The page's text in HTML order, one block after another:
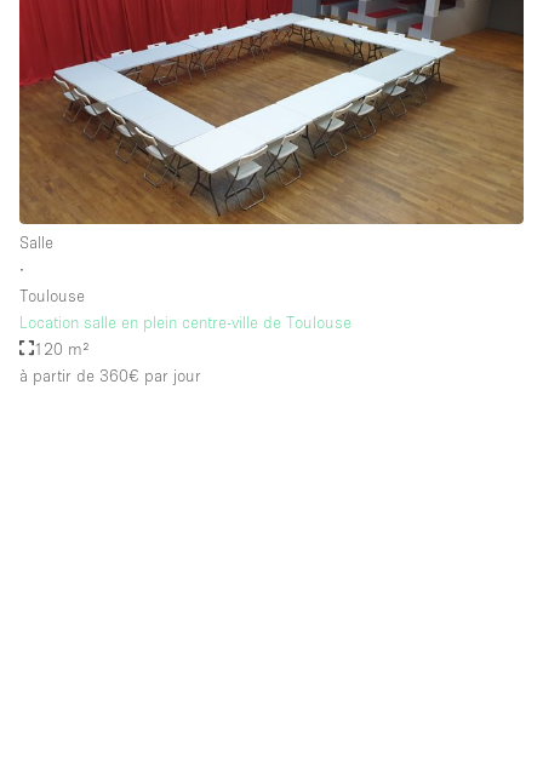
À l'étage
Autre
Salle
∙
Toulouse
Location salle en plein centre-ville de Toulouse
120 m²
à partir de 360€ par jour